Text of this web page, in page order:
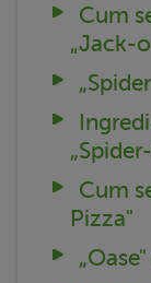
Cum
„Jack-
Cum
Pizza"